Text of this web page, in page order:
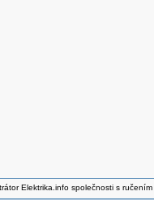
Elektrika.info společnosti s